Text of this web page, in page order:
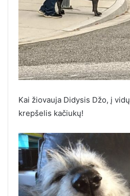
Kai žiovauja Didysis Džo, į
krepšelis kačiukų!